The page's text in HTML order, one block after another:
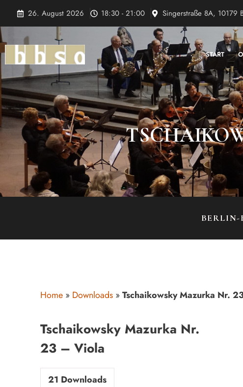
Inhalt
springen
26. August 2026 18:30 - 21:00 Singerstraße 8A, 10179
START
BERLIN-
Home » Downloads »Tschaikowsky Mazurka Nr.
Tschaikowsky Mazurka Nr.
23 – Viola
21 Downloads